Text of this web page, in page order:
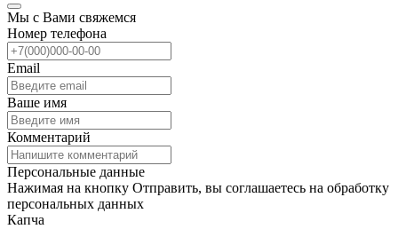
Мы с Вами свяжемся
Номер телефона
Email
Ваше имя
Комментарий
Персональные данные
Нажимая на кнопку Отправить, вы соглашаетесь на обработку
персональных данных
Капча